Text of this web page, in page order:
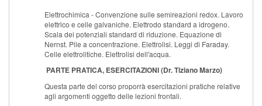
Elettrochimica - Convenzione sulle semireazioni redox. Lavoro
elettrico e celle galvaniche. Elettrodo standard a idrogeno.
Scala dei potenziali standard di riduzione. Equazione di
Nernst. Pile a concentrazione. Elettrolisi. Leggi di Faraday.
Celle elettrolitiche. Elettrolisi dell'acqua.
PARTE PRATICA, ESERCITAZIONI (Dr. Tiziano Marzo)
Questa parte del corso proporrà esercitazioni pratiche relative
agli argomenti oggetto delle lezioni frontali.